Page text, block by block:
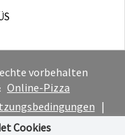
vorbehalten
Online-Pizza
|
Cookies